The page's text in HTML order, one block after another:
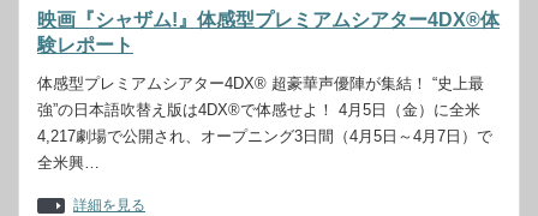
映画『シャザム!』体感型プレミアムシアター4DX®体
験レポート
体感型プレミアムシアター4DX® 超豪華声優陣が集結！ “史上最
強”の日本語吹替え版は4DX®で体感せよ！ 4月5日（金）に全米
4,217劇場で公開され、オープニング3日間（4月5日～4月7日）で
全米興…
詳細を見る